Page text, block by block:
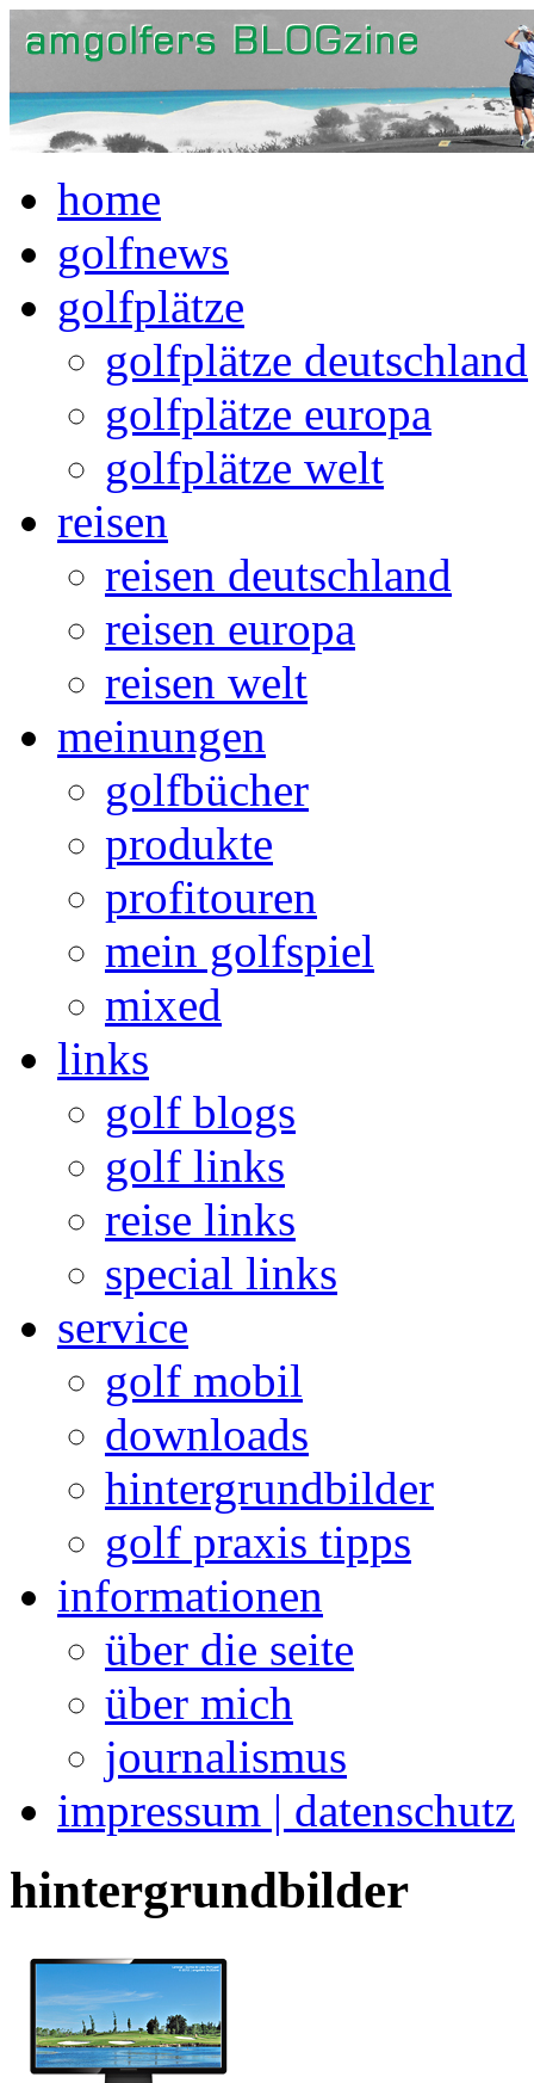
home
golfnews
golfplätze
golfplätze deutschland
golfplätze europa
golfplätze welt
reisen
reisen deutschland
reisen europa
reisen welt
meinungen
golfbücher
produkte
profitouren
mein golfspiel
mixed
links
golf blogs
golf links
reise links
special links
service
golf mobil
downloads
hintergrundbilder
golf praxis tipps
informationen
über die seite
über mich
journalismus
impressum | datenschutz
hintergrundbilder